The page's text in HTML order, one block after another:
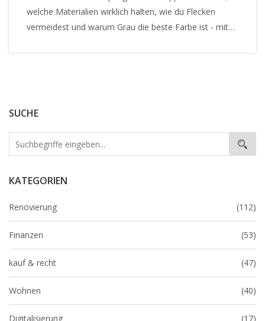
SUCHE
KATEGORIEN
Renovierung (112)
Finanzen (53)
kauf & recht (47)
Wohnen (40)
Digitalisierung (17)
welche Materialien wirklich halten, wie du Flecken
vermeidest und warum Grau die beste Farbe ist - mit